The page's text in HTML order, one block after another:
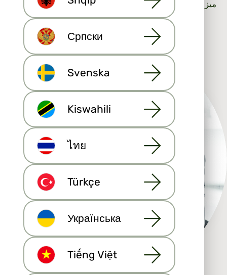
ميزة ترسل العملاء المحتملين إليك مباشرة، حتى تتمكن
نحن نستخدم ملفات تعريف الارتباط
لخدمة أفضل
نحن نستخدم ملفات تعريف الارتباط والتقنيات الأخرى لتحسين
تجربتك على موقعنا ولإظهار المحتوى المخصص لك. لا تتردد
شروط الاستخداموسياسة الخصوصية
رفض الكل السماح بالكل
Српски
Svenska
Kiswahili
ไทย
Türkçe
Українська
Tiếng Việt